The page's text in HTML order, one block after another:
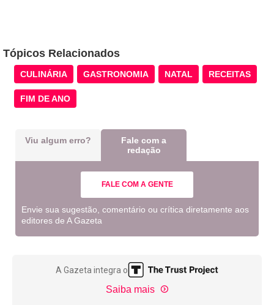
Tópicos Relacionados
CULINÁRIA GASTRONOMIA NATAL RECEITAS
FIM DE ANO
Viu algum erro?
Fale com a
redação
FALE COM A GENTE
Envie sua sugestão, comentário ou crítica diretamente aos
editores de A Gazeta
A Gazeta integra o
Saiba mais